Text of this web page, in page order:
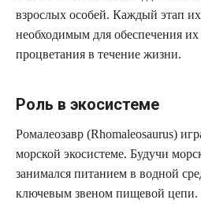
взрослых особей. Каждый этап
необходимым для обеспечения
процветания в течение жизни.
Роль в экосистеме
Ромалеозавр (Rhomaleosaurus)
морской экосистеме. Будучи
занимался питанием в водной
ключевым звеном пищевой цепи.